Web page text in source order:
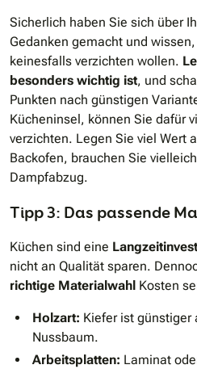
Sicherlich haben Sie sich über
Gedanken gemacht und
keinesfalls verzichten wollen.
besonders wichtig ist, und
Punkten nach günstigen
Kücheninsel, können Sie dafür
verzichten. Legen Sie viel Wert
Backofen, brauchen Sie
Dampfabzug.
Tipp 3: Das passende
Küchen sind eine
nicht an Qualität sparen.
richtige Materialwahl Kosten
Holzart: Kiefer ist günstiger
Nussbaum.
Arbeitsplatten: Laminat